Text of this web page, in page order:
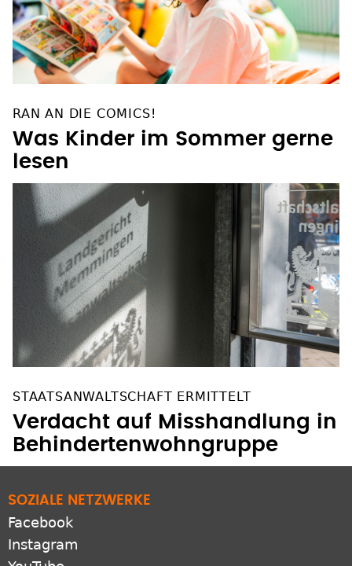
RAN AN DIE COMICS!
Was Kinder im Sommer gerne
lesen
STAATSANWALTSCHAFT ERMITTELT
Verdacht auf Misshandlung in
Behindertenwohngruppe
SOZIALE NETZWERKE
Facebook
Instagram